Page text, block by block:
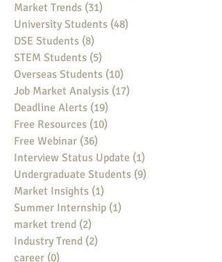
Market Trends (31)
University Students (48)
DSE Students (8)
STEM Students (5)
Overseas Students (10)
Job Market Analysis (17)
Deadline Alerts (19)
Free Resources (10)
Free Webinar (36)
Interview Status Update (1)
Undergraduate Students (9)
Market Insights (1)
Summer Internship (1)
market trend (2)
Industry Trend (2)
career (0)